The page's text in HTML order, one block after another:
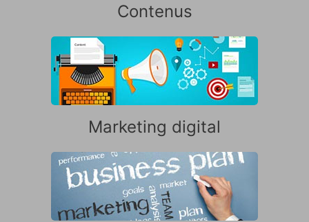
Contenus
Marketing digital